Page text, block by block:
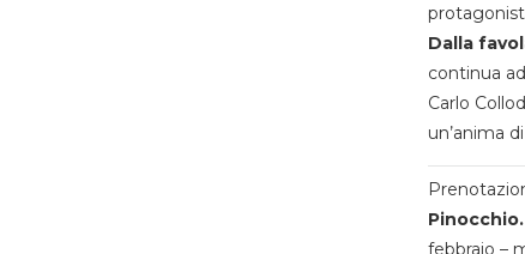
Dalla
continua
Carlo
un’anima
febbraio –